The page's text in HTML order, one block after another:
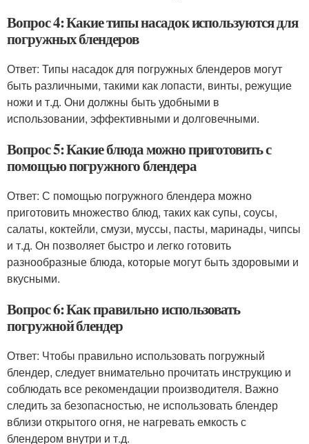
Вопрос 4: Какие типы насадок используются для
погружных блендеров
Ответ: Типы насадок для погружных блендеров могут
быть различными, такими как лопасти, винты, режущие
ножи и т.д. Они должны быть удобными в
использовании, эффективными и долговечными.
Вопрос 5: Какие блюда можно приготовить с
помощью погружного блендера
Ответ: С помощью погружного блендера можно
приготовить множество блюд, таких как супы, соусы,
салаты, коктейли, смузи, муссы, пасты, маринады, чипсы
и т.д. Он позволяет быстро и легко готовить
разнообразные блюда, которые могут быть здоровыми и
вкусными.
Вопрос 6: Как правильно использовать
погружной блендер
Ответ: Чтобы правильно использовать погружный
блендер, следует внимательно прочитать инструкцию и
соблюдать все рекомендации производителя. Важно
следить за безопасностью, не использовать блендер
вблизи открытого огня, не нагревать емкость с
блендером внутри и т.д.